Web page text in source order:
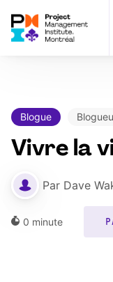
Blogue
Vivre la
Par Dave
0 minute